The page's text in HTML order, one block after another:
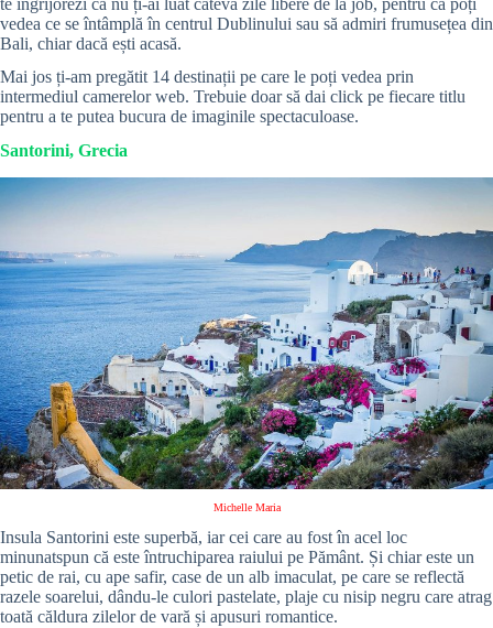
vedea ce se întâmplă în centrul Dublinului sau să admiri frumusețea din
Bali, chiar dacă ești acasă.
Mai jos ți-am pregătit 14 destinații pe care le poți vedea prin
intermediul camerelor web. Trebuie doar să dai click pe fiecare titlu
pentru a te putea bucura de imaginile spectaculoase.
Santorini, Grecia
Michelle Maria
Insula Santorini este superbă, iar cei care au fost în acel loc
minunatspun că este întruchiparea raiului pe Pământ. Și chiar este un
petic de rai, cu ape safir, case de un alb imaculat, pe care se reflectă
razele soarelui, dându-le culori pastelate, plaje cu nisip negru care atrag
toată căldura zilelor de vară și apusuri romantice.